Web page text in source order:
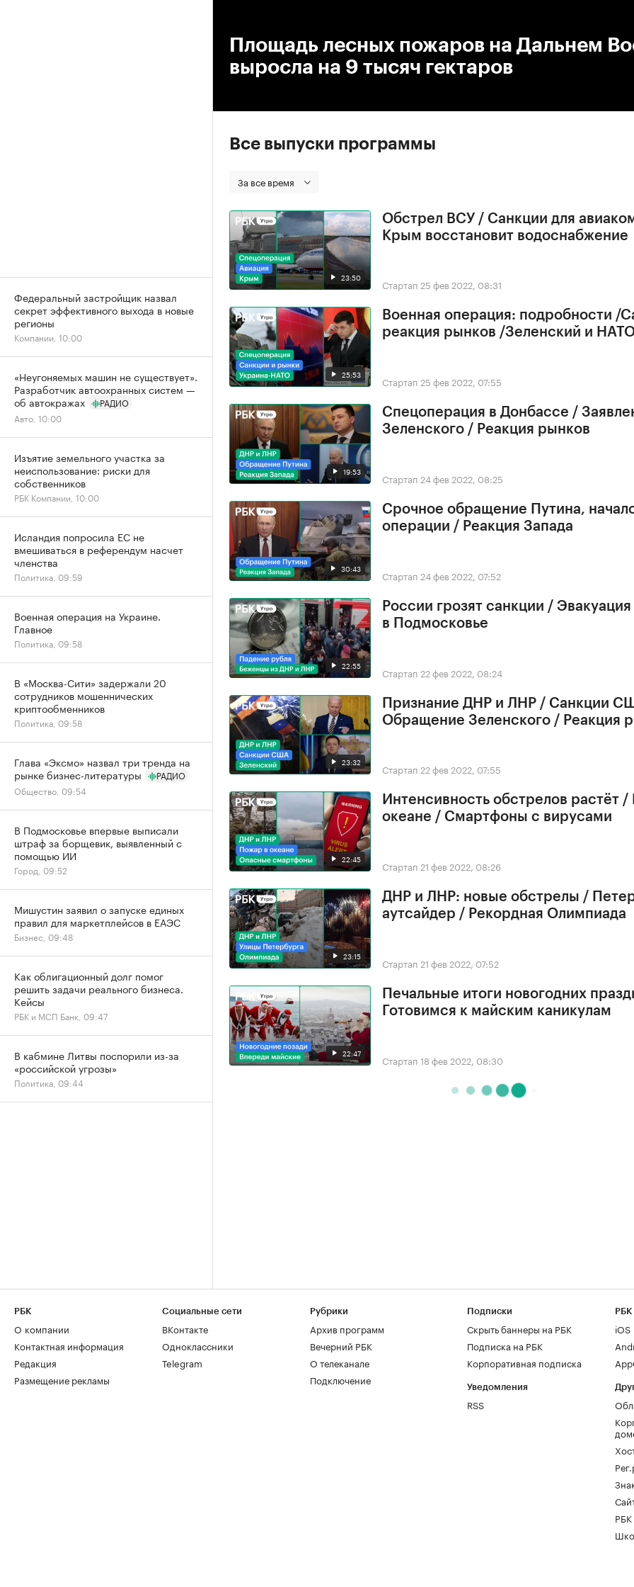
Площадь лесных пожаров на Дальнем
выросла на 9 тысяч гектаров
Все выпуски программы
За все время
23:50
Обстрел ВСУ / Санкции для
Крым восстановит водоснабжение
Стартап 25 фев 2022, 08:31
25:53
Военная операция: подробности /
реакция рынков /Зеленский и
Стартап 25 фев 2022, 07:55
19:53
Спецоперация в Донбассе /
Зеленского / Реакция рынков
Стартап 24 фев 2022, 08:25
30:43
Срочное обращение Путина,
операции / Реакция Запада
Стартап 24 фев 2022, 07:52
22:55
России грозят санкции /
в Подмосковье
Стартап 22 фев 2022, 08:24
23:32
Признание ДНР и ЛНР / Санкции
Обращение Зеленского / Реакция
Стартап 22 фев 2022, 07:55
22:45
Интенсивность обстрелов растёт
океане / Смартфоны с вирусами
Стартап 21 фев 2022, 08:26
23:15
ДНР и ЛНР: новые обстрелы /
аутсайдер / Рекордная Олимпиада
Стартап 21 фев 2022, 07:52
22:47
Печальные итоги новогодних
Готовимся к майским каникулам
Стартап 18 фев 2022, 08:30
Федеральный застройщик назвал
секрет эффективного выхода в новые
регионы
Компании, 10:00
«Неугоняемых машин не существует».
Разработчик автоохранных систем —
об автокражах
РАДИО
Авто, 10:00
Изъятие земельного участка за
неиспользование: риски для
собственников
РБК Компании, 10:00
Исландия попросила ЕС не
вмешиваться в референдум насчет
членства
Политика, 09:59
Военная операция на Украине.
Главное
Политика, 09:58
В «Москва-Сити» задержали 20
сотрудников мошеннических
криптообменников
Политика, 09:58
Глава «Эксмо» назвал три тренда на
рынке бизнес-литературы
РАДИО
Общество, 09:54
В Подмосковье впервые выписали
штраф за борщевик, выявленный с
помощью ИИ
Город, 09:52
Мишустин заявил о запуске единых
правил для маркетплейсов в ЕАЭС
Бизнес, 09:48
Как облигационный долг помог
решить задачи реального бизнеса.
Кейсы
РБК и МСП Банк, 09:47
В кабмине Литвы поспорили из-за
«российской угрозы»
Политика, 09:44
РБК
О компании
Контактная информация
Редакция
Размещение рекламы
Социальные сети
ВКонтакте
Одноклассники
Telegram
Рубрики
Архив программ
Вечерний РБК
О телеканале
Подключение
Подписки
Скрыть баннеры на РБК
Подписка на РБК
Корпоративная подписка
Уведомления
RSS
РБК
iOS